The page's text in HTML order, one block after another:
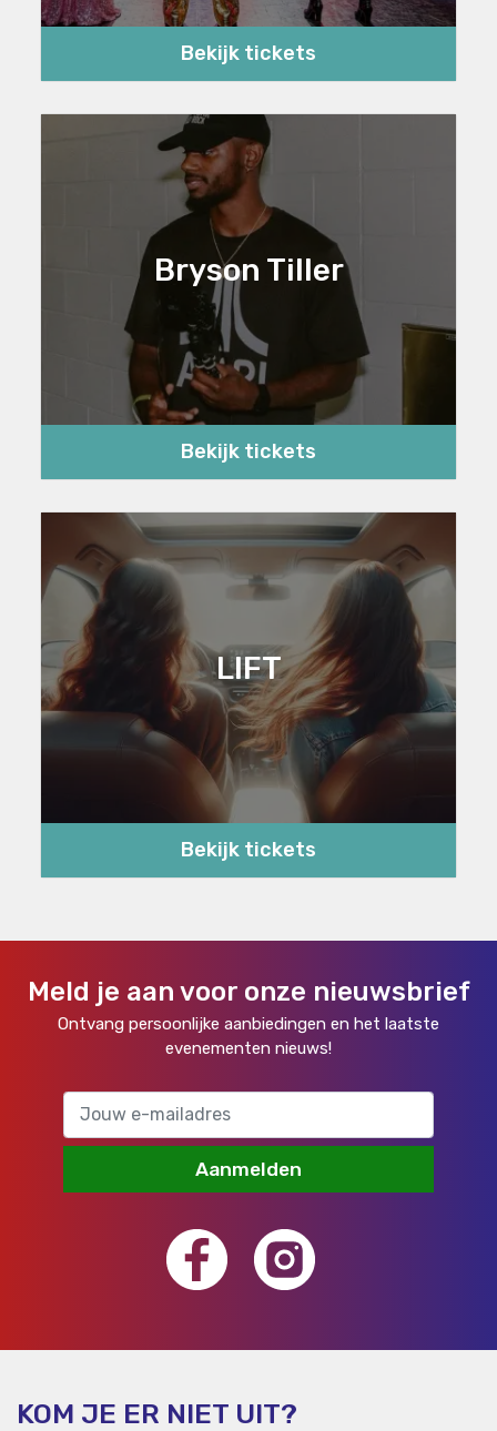
Bekijk tickets
Bryson Tiller
Bekijk tickets
LIFT
Bekijk tickets
Meld je aan voor onze nieuwsbrief
Ontvang persoonlijke aanbiedingen en het laatste
evenementen nieuws!
Aanmelden
KOM JE ER NIET UIT?